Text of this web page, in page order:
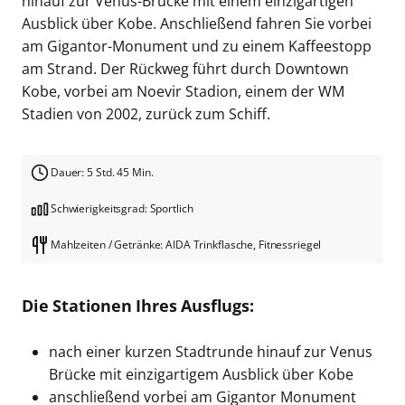
Ausblick über Kobe. Anschließend fahren Sie vorbei
am Gigantor-Monument und zu einem Kaffeestopp
am Strand. Der Rückweg führt durch Downtown
Kobe, vorbei am Noevir Stadion, einem der WM
Stadien von 2002, zurück zum Schiff.
Dauer: 5 Std. 45 Min.
Schwierigkeitsgrad: Sportlich
Mahlzeiten / Getränke: AIDA Trinkflasche, Fitnessriegel
Die Stationen Ihres Ausflugs:
nach einer kurzen Stadtrunde hinauf zur Venus
Brücke mit einzigartigem Ausblick über Kobe
anschließend vorbei am Gigantor Monument